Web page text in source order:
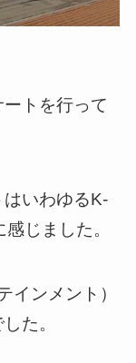
トを行って
いわゆるK-
じました。
インメント）
た。